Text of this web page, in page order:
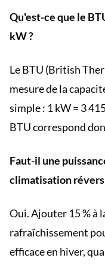
Qu'est-ce que le
kW ?
Le BTU (British
mesure de la
simple : 1 kW = 3
BTU correspond
Faut-il une
climatisation
Oui. Ajouter 15 % à
rafraîchissement
efficace en hiver,